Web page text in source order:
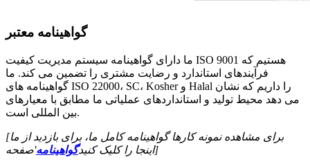
گواهینامه معتبر
ما دارای گواهینامه سیستم مدیریت کیفیت ISO 9001 هستیم که
فرآیندهای استاندارد و رضایت مشتری را تضمین می کند. ما
گواهینامه های ISO 22000، SC، Kosher و Halal را داریم که نشان
می دهد محیط تولید و استانداردهای عملیاتی ما مطابق با معیارهای
بین المللی است.
[برای مشاهده نمونه کارها گواهینامه کامل ما، برای بازدید از ما
اینجا را کلیک کنیدگواهینامه 'صفحه]